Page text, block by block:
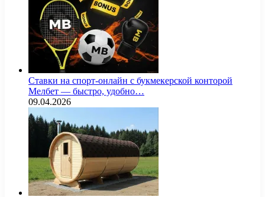
Ставки на спорт-онлайн с букмекерской конторой
Мелбет — быстро, удобно…
09.04.2026